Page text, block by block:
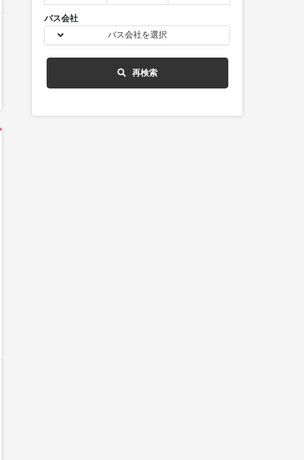
バス会社
バス会社を選択
再検索